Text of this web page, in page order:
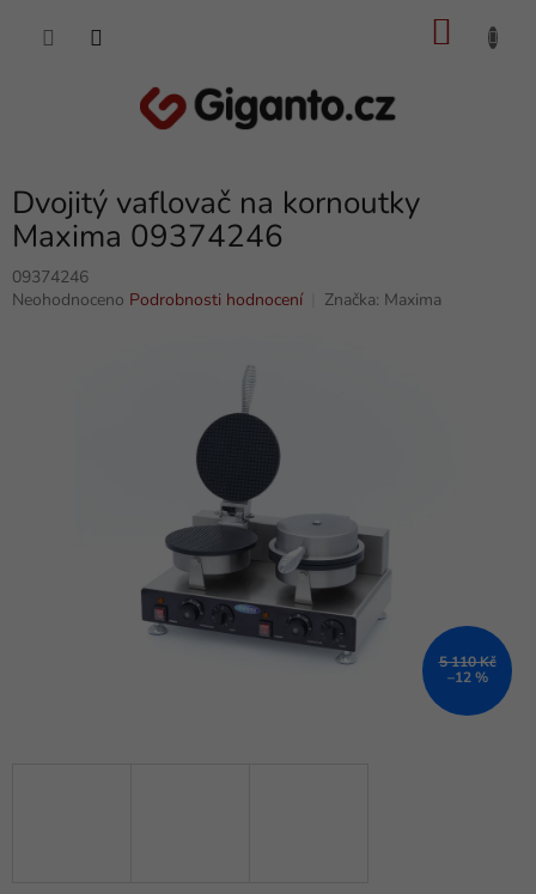
Dvojitý vaflovač na kornoutky
Maxima 09374246
09374246
Průměrné
Neohodnoceno Podrobnosti hodnocení Značka: Maxima
5 110 Kč
–12 %